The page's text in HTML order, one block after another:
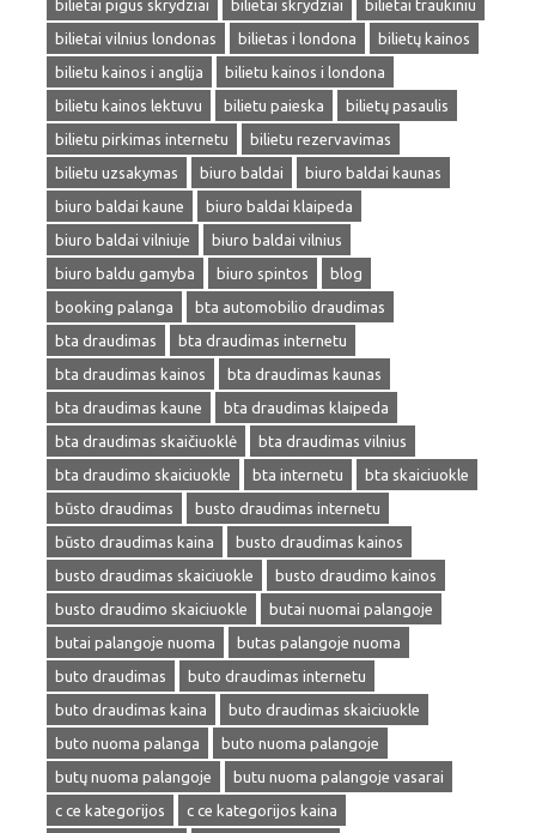
bilietai pigus skrydziai
bilietai skrydziai
bilietai traukiniu
bilietai vilnius londonas
bilietas i londona
bilietų kainos
bilietu kainos i anglija
bilietu kainos i londona
bilietu kainos lektuvu
bilietu paieska
bilietų pasaulis
bilietu pirkimas internetu
bilietu rezervavimas
bilietu uzsakymas
biuro baldai
biuro baldai kaunas
biuro baldai kaune
biuro baldai klaipeda
biuro baldai vilniuje
biuro baldai vilnius
biuro baldu gamyba
biuro spintos
blog
booking palanga
bta automobilio draudimas
bta draudimas
bta draudimas internetu
bta draudimas kainos
bta draudimas kaunas
bta draudimas kaune
bta draudimas klaipeda
bta draudimas skaičiuoklė
bta draudimas vilnius
bta draudimo skaiciuokle
bta internetu
bta skaiciuokle
būsto draudimas
busto draudimas internetu
būsto draudimas kaina
busto draudimas kainos
busto draudimas skaiciuokle
busto draudimo kainos
busto draudimo skaiciuokle
butai nuomai palangoje
butai palangoje nuoma
butas palangoje nuoma
buto draudimas
buto draudimas internetu
buto draudimas kaina
buto draudimas skaiciuokle
buto nuoma palanga
buto nuoma palangoje
butų nuoma palangoje
butu nuoma palangoje vasarai
c ce kategorijos
c ce kategorijos kaina